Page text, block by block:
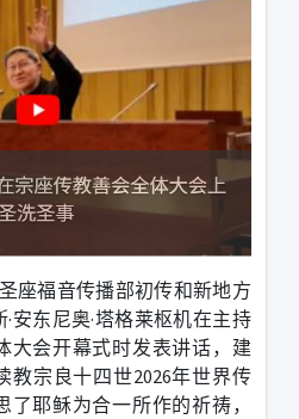
座福音传播部初传和新地方
·安东尼奥·塔格莱枢机在主持
大会开幕式时发表讲话，建
教宗良十四世2026年世界传
耶稣为合一所作的祈祷，